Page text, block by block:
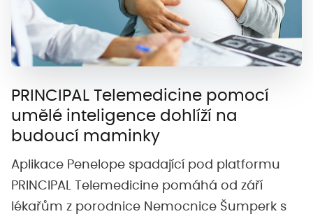
PRINCIPAL Telemedicine pomocí
umělé inteligence dohlíží na
budoucí maminky
Aplikace Penelope spadající pod platformu
PRINCIPAL Telemedicine pomáhá od září
lékařům z porodnice Nemocnice Šumperk s